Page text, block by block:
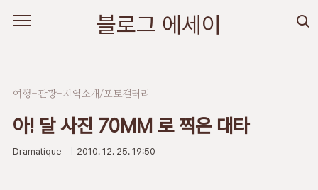
블로그 에세이
여행-관광-지역소개/포토갤러리
아! 달 사진 70MM 로 찍은 대타
Dramatique 2010. 12. 25. 19:50